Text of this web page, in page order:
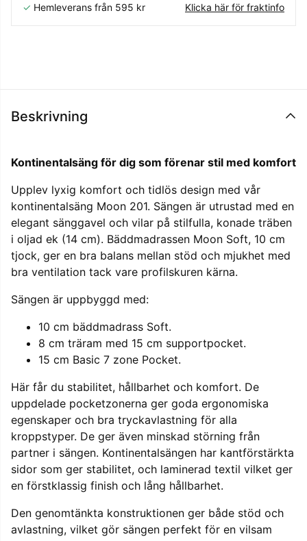
✓ Hemleverans från 595 kr Klicka här för fraktinfo
Beskrivning
Kontinentalsäng för dig som förenar stil med komfort
Upplev lyxig komfort och tidlös design med vår
kontinentalsäng Moon 201. Sängen är utrustad med en
elegant sänggavel och vilar på stilfulla, konade träben
i oljad ek (14 cm). Bäddmadrassen Moon Soft, 10 cm
tjock, ger en bra balans mellan stöd och mjukhet med
bra ventilation tack vare profilskuren kärna.
Sängen är uppbyggd med:
10 cm bäddmadrass Soft.
8 cm träram med 15 cm supportpocket.
15 cm Basic 7 zone Pocket.
Här får du stabilitet, hållbarhet och komfort. De
uppdelade pocketzonerna ger goda ergonomiska
egenskaper och bra tryckavlastning för alla
kroppstyper. De ger även minskad störning från
partner i sängen. Kontinentalsängen har kantförstärkta
sidor som ger stabilitet, och laminerad textil vilket ger
en förstklassig finish och lång hållbarhet.
Den genomtänkta konstruktionen ger både stöd och
avlastning, vilket gör sängen perfekt för en vilsam